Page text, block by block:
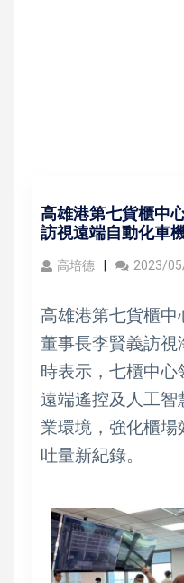
高雄港第七貨櫃中
訪視遠端自動化車
高培德 2023/
高雄港第七貨櫃
董事長李賢義訪視
時表示，七櫃中心
遠端遙控及人工
業環境，強化櫃場
吐量新紀錄。